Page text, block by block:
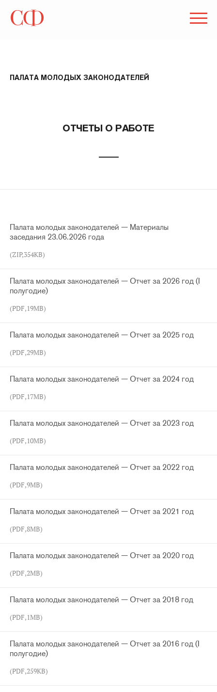
ПАЛАТА МОЛОДЫХ ЗАКОНОДАТЕЛЕЙ
ОТЧЕТЫ О РАБОТЕ
Палата молодых законодателей — Материалы
заседания 23.06.2026 года
(ZIP,354KB)
Палата молодых законодателей — Отчет за 2026 год (I
полугодие)
(PDF,19MB)
Палата молодых законодателей — Отчет за 2025 год
(PDF,29MB)
Палата молодых законодателей — Отчет за 2024 год
(PDF,17MB)
Палата молодых законодателей — Отчет за 2023 год
(PDF,10MB)
Палата молодых законодателей — Отчет за 2022 год
(PDF,9MB)
Палата молодых законодателей — Отчет за 2021 год
(PDF,8MB)
Палата молодых законодателей — Отчет за 2020 год
(PDF,2MB)
Палата молодых законодателей — Отчет за 2018 год
(PDF,1MB)
Палата молодых законодателей — Отчет за 2016 год (I
полугодие)
(PDF,259KB)